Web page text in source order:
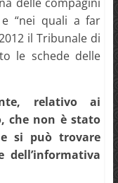
“nei quali a far
il Tribunale di
le schede delle
relativo ai
che non è stato
si può trovare
dell’informativa